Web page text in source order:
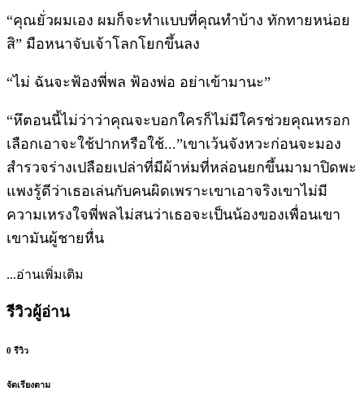
“คุณยั่วผมเอง ผมก็จะทำแบบที่คุณทำบ้าง ทักทายหน่อย
สิ” มือหนาจับเจ้าโลกโยกขึ้นลง
“ไม่ ฉันจะฟ้องพี่พล ฟ้องพ่อ อย่าเข้ามานะ”
“หึตอนนี้ไม่ว่าว่าคุณจะบอกใครก็ไม่มีใครช่วยคุณหรอก
เลือกเอาจะใช้ปากหรือใช้...”เขาเว้นจังหวะก่อนจะมอง
สำรวจร่างเปลือยเปล่าที่มีผ้าห่มที่หล่อนยกขึ้นมามาปิดพะ
แพงรู้ดีว่าเธอเล่นกับคนผิดเพราะเขาเอาจริงเขาไม่มี
ความเหรงใจพี่พลไม่สนว่าเธอจะเป็นน้องของเพื่อนเขา
เขามันผู้ชายหื่น
...อ่านเพิ่มเติม
รีวิวผู้อ่าน
0 รีวิว
จัดเรียงตาม